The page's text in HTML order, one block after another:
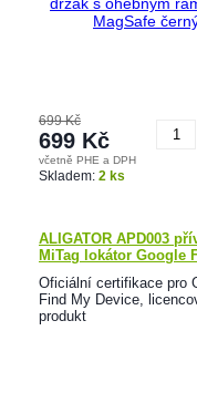
699 Kč
699 Kč
včetně PHE a DPH
Skladem: 2 ks
ALIGATOR APD003
MiTag lokátor Google
Oficiální certifikace pro
Find My Device,
produkt